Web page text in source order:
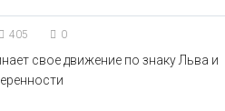
405 0
свое движение по знаку Льва и